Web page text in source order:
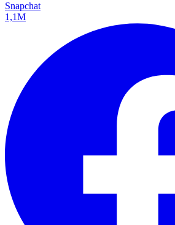
Snapchat
1,1M